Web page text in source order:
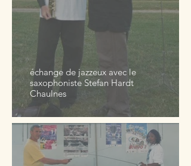
échange de jazzeux avec le
saxophoniste Stefan Hardt
Chaulnes